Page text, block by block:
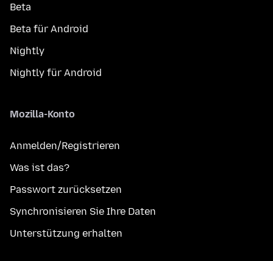
Beta
Beta für Android
Nightly
Nightly für Android
Mozilla-Konto
Anmelden/Registrieren
Was ist das?
Passwort zurücksetzen
Synchronisieren Sie Ihre Daten
Unterstützung erhalten